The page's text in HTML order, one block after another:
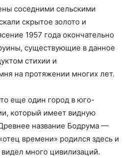
соседними сельскими
скрытое золото и
1957 года окончательно
существующие в данное
стихии и
на протяжении многих лет.
еще один город в юго-
который имеет видную
название Бодрума —
времени» родился здесь и
много цивилизаций.